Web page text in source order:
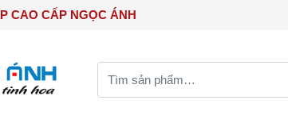
CAO CẤP NGỌC ÁNH